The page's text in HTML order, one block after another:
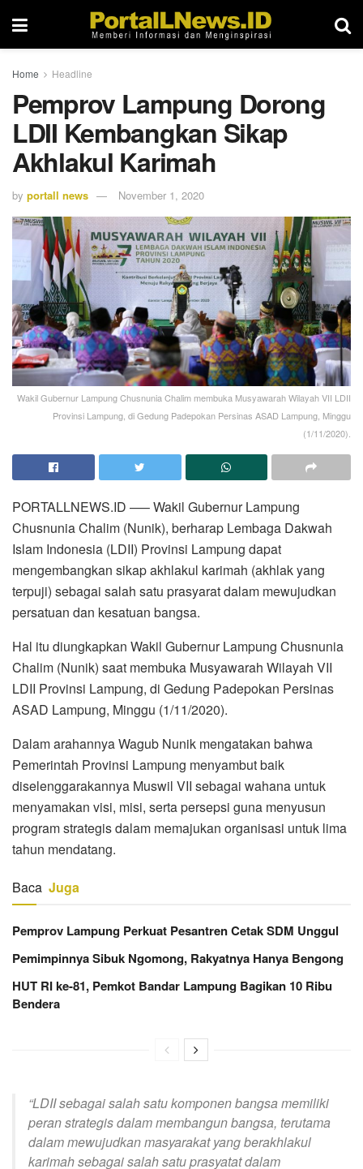
Home Headline
Pemprov Lampung Dorong
LDII Kembangkan Sikap
Akhlakul Karimah
by portall news November 1, 2020
Wakil Gubernur Lampung Chusnunia Chalim membuka Musyawarah Wilayah VII LDII
Provinsi Lampung, di Gedung Padepokan Persinas ASAD Lampung, Minggu
(1/11/2020).
PORTALLNEWS.ID —– Wakil Gubernur Lampung
Chusnunia Chalim (Nunik), berharap Lembaga Dakwah
Islam Indonesia (LDII) Provinsi Lampung dapat
mengembangkan sikap akhlakul karimah (akhlak yang
terpuji) sebagai salah satu prasyarat dalam mewujudkan
persatuan dan kesatuan bangsa.
Hal itu diungkapkan Wakil Gubernur Lampung Chusnunia
Chalim (Nunik) saat membuka Musyawarah Wilayah VII
LDII Provinsi Lampung, di Gedung Padepokan Persinas
ASAD Lampung, Minggu (1/11/2020).
Dalam arahannya Wagub Nunik mengatakan bahwa
Pemerintah Provinsi Lampung menyambut baik
diselenggarakannya Muswil VII sebagai wahana untuk
menyamakan visi, misi, serta persepsi guna menyusun
program strategis dalam memajukan organisasi untuk lima
tahun mendatang.
Baca Juga
Pemprov Lampung Perkuat Pesantren Cetak SDM Unggul
Pemimpinnya Sibuk Ngomong, Rakyatnya Hanya Bengong
HUT RI ke-81, Pemkot Bandar Lampung Bagikan 10 Ribu
Bendera
“LDII sebagai salah satu komponen bangsa memiliki
peran strategis dalam membangun bangsa, terutama
dalam mewujudkan masyarakat yang berakhlakul
karimah sebagai salah satu prasyatat dalam